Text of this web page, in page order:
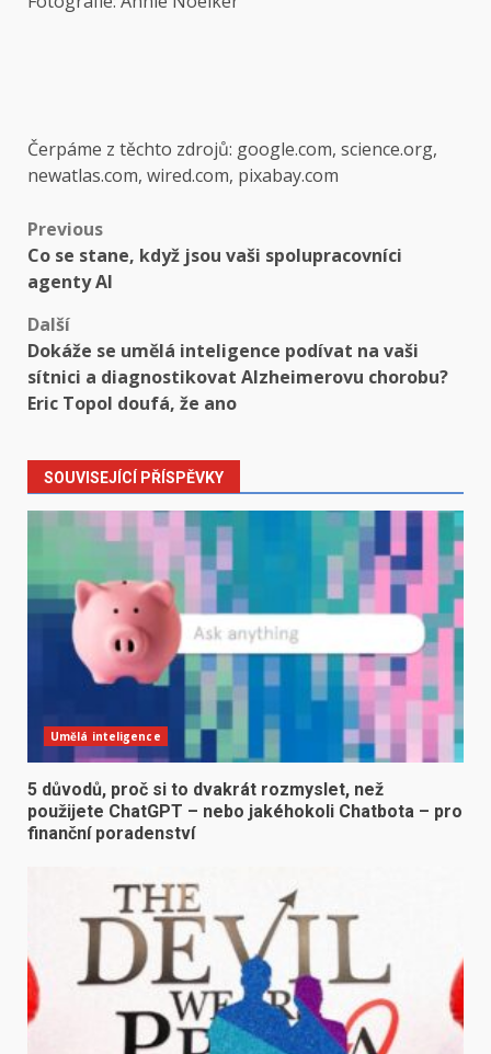
Čerpáme z těchto zdrojů: google.com, science.org,
newatlas.com, wired.com, pixabay.com
Post
navigation
Previous
Co se stane, když jsou vaši spolupracovníci
agenty AI
Další
Dokáže se umělá inteligence podívat na vaši
sítnici a diagnostikovat Alzheimerovu chorobu?
Eric Topol doufá, že ano
SOUVISEJÍCÍ PŘÍSPĚVKY
Umělá inteligence
5 důvodů, proč si to dvakrát rozmyslet, než
použijete ChatGPT – nebo jakéhokoli Chatbota – pro
finanční poradenství